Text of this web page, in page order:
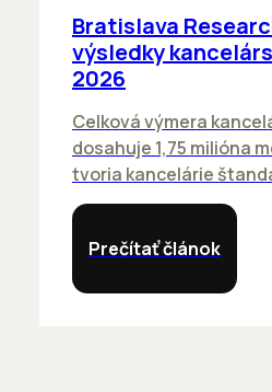
Bratislava
výsledky
2026
Celková výmera
dosahuje 1,75 milióna
tvoria kancelárie
Prečítať článok